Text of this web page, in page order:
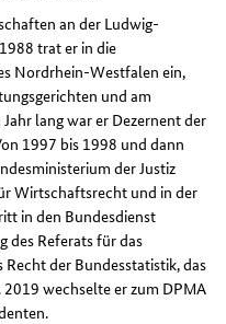
an der Ludwig-
trat er in die
Nordrhein-Westfalen ein,
und am
lang war er Dezernent der
1997 bis 1998 und dann
der Justiz
Wirtschaftsrecht und in der
in den Bundesdienst
des Referats für das
der Bundesstatistik, das
wechselte er zum DPMA